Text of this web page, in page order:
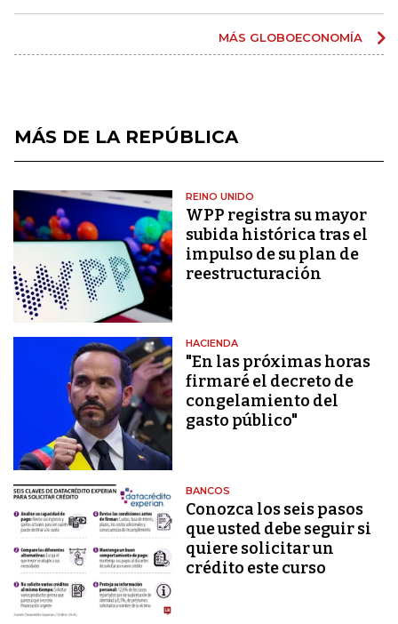
MÁS GLOBOECONOMÍA
MÁS DE LA REPÚBLICA
REINO UNIDO
WPP registra su mayor
subida histórica tras el
impulso de su plan de
reestructuración
HACIENDA
"En las próximas horas
firmaré el decreto de
congelamiento del
gasto público"
BANCOS
Conozca los seis pasos
que usted debe seguir si
quiere solicitar un
crédito este curso